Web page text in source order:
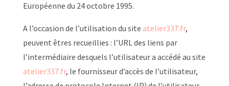
Européenne du 24 octobre 1995.
A l’occasion de l’utilisation du site atelier337.fr,
peuvent êtres recueillies : l’URL des liens par
l’intermédiaire desquels l’utilisateur a accédé au site
atelier337.fr, le fournisseur d’accès de l’utilisateur,